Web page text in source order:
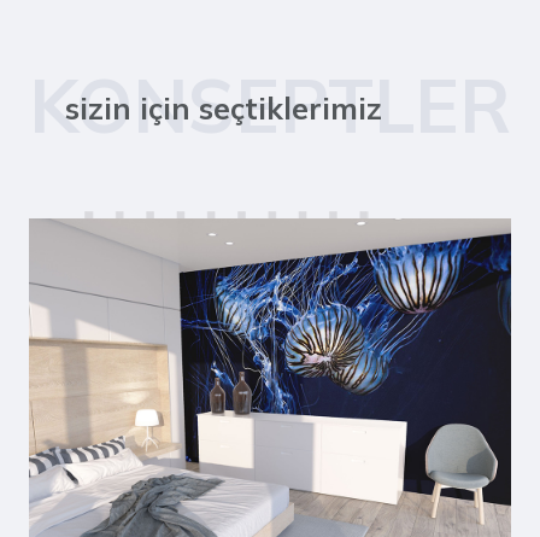
KONSEPTLER
sizin için seçtiklerimiz